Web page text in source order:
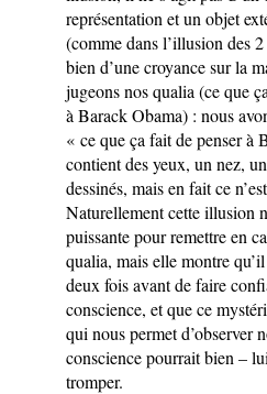
représentation et un objet
(comme dans l’illusion des
bien d’une croyance sur la
jugeons nos qualia (ce que
à Barack Obama) : nous
« ce que ça fait de penser à
contient des yeux, un nez,
dessinés, mais en fait ce
Naturellement cette illusion
puissante pour remettre en
qualia, mais elle montre
deux fois avant de faire
conscience, et que ce
qui nous permet d’observer
conscience pourrait bien –
tromper.